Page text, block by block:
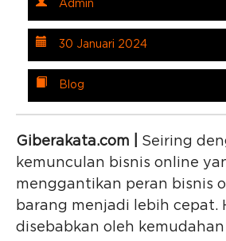
Admin
30 Januari 2024
Blog
Giberakata.com | Seiring
kemunculan bisnis online
menggantikan peran bisnis
barang menjadi lebih cepat.
disebabkan oleh